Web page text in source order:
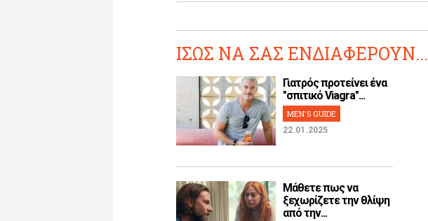
ΙΣΩΣ ΝΑ ΣΑΣ ΕΝΔΙΑΦΕΡΟΥΝ...
Γιατρός προτείνει ένα
"σπιτικό Viagra"...
MEN'S GUIDE
22.01.2025
Μάθετε πως να
ξεχωρίζετε την θλίψη
από την...